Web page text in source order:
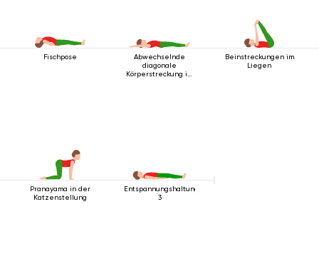
Fischpose
Abwechselnde
diagonale
Körperstreckung im
Beinstreckungen im
Liegen
Pranayama in der
Katzenstellung
Entspannungshaltung
3